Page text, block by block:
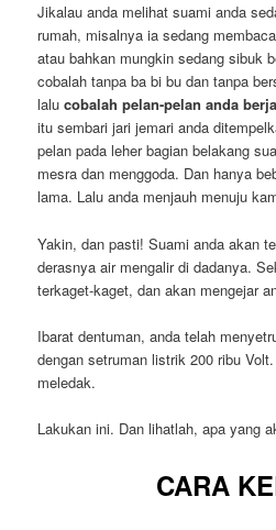
Jikalau anda melihat suami anda
rumah, misalnya ia sedang
atau bahkan mungkin sedang sibuk
cobalah tanpa ba bi bu dan tanpa
lalucobalah pelan-pelan anda
itu sembari jari jemari anda
pelan pada leher bagian belakang
mesra dan menggoda. Dan hanya
lama. Lalu anda menjauh menuju
Yakin, dan pasti! Suami anda akan
derasnya air mengalir di dadanya.
terkaget-kaget, dan akan mengejar
Ibarat dentuman, anda telah
dengan setruman listrik 200 ribu
meledak.
Lakukan ini. Dan lihatlah, apa yang
CARA